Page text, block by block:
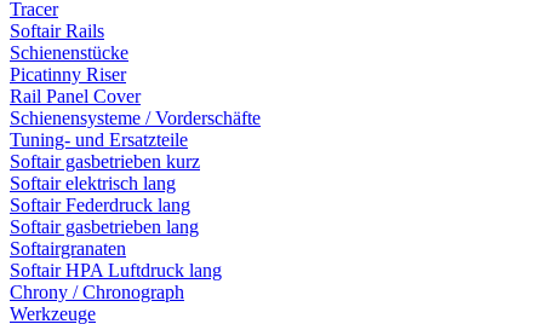
Tracer
Softair Rails
Schienenstücke
Picatinny Riser
Rail Panel Cover
Schienensysteme / Vorderschäfte
Tuning- und Ersatzteile
Softair gasbetrieben kurz
Softair elektrisch lang
Softair Federdruck lang
Softair gasbetrieben lang
Softairgranaten
Softair HPA Luftdruck lang
Chrony / Chronograph
Werkzeuge